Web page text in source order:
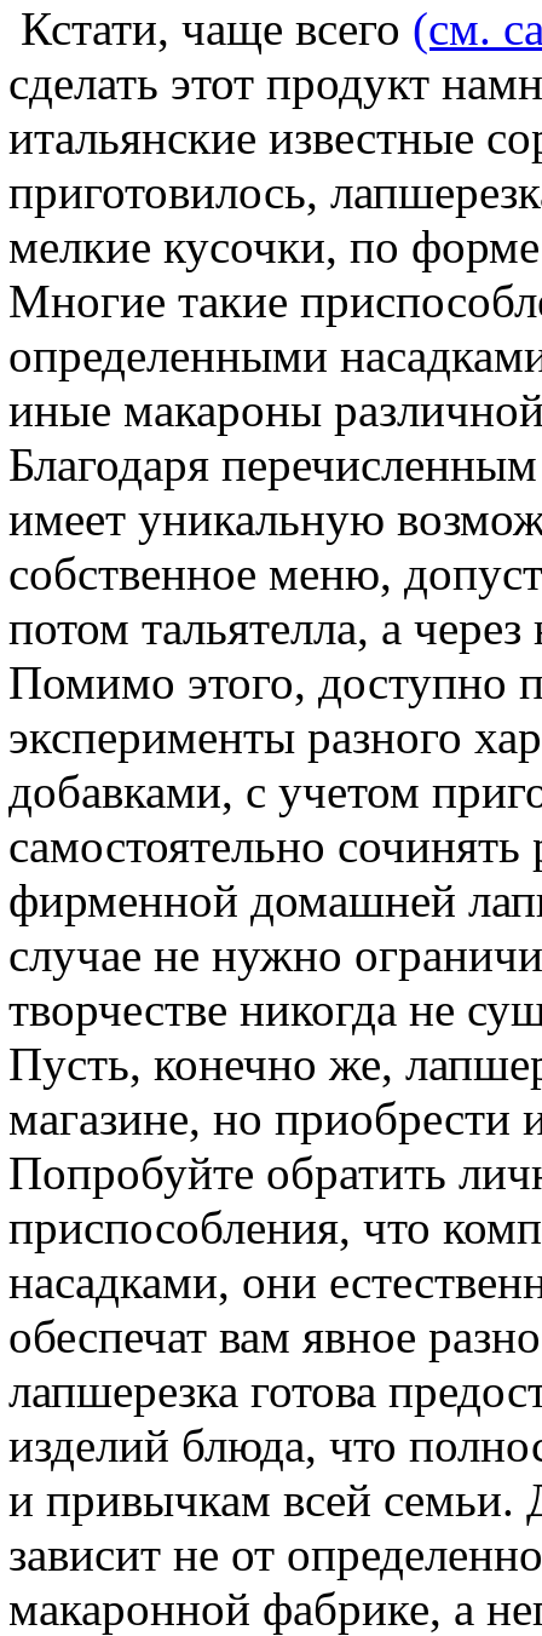
Кстати, чаще всего (см.
сделать этот продукт
итальянские известные
приготовилось,
мелкие кусочки, по
Многие такие
определенными
иные макароны
Благодаря
имеет уникальную
собственное меню,
потом тальятелла, а
Помимо этого, доступно
эксперименты разного
добавками, с учетом
самостоятельно
фирменной домашней
случае не нужно
творчестве никогда не
Пусть, конечно же,
магазине, но приобрести
Попробуйте обратить
приспособления, что
насадками, они
обеспечат вам явное
лапшерезка готова
изделий блюда, что
и привычкам всей семьи.
зависит не от
макаронной фабрике, а